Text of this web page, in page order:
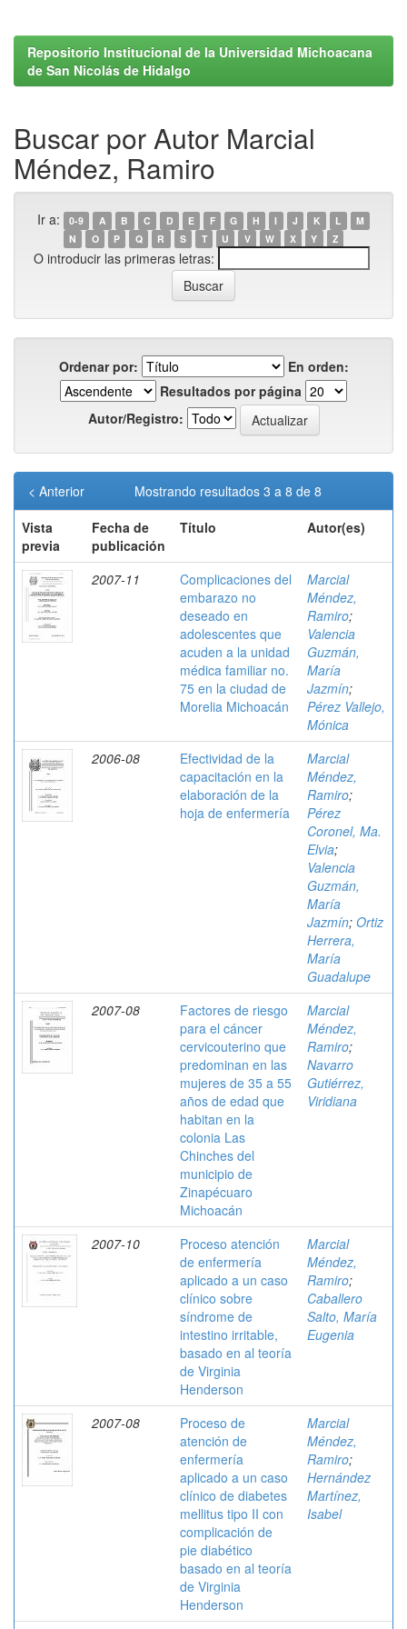
Repositorio Institucional de la Universidad Michoacana
de San Nicolás de Hidalgo
Buscar por Autor Marcial
Méndez, Ramiro
Ir a: 0-9 A B C D E F G H I J K L
M
N
O P Q R S T U V W X Y Z
O introducir las primeras letras:
Ordenar por:
En orden:
Resultados por página
Autor/Registro:
Mostrando resultados 3 a 8 de 8
< Anterior
Vista
previa
Fecha de
publicación
Título Autor(es)
2007-11
Complicaciones del
embarazo no
deseado en
adolescentes que
acuden a la unidad
médica familiar no.
75 en la ciudad de
Morelia Michoacán
Marcial
Méndez,
Ramiro;
Valencia
Guzmán,
María
Jazmín;
Pérez Vallejo,
Mónica
2006-08
Efectividad de la
capacitación en la
elaboración de la
hoja de enfermería
Marcial
Méndez,
Ramiro;
Pérez
Coronel, Ma.
Elvia;
Valencia
Guzmán,
María
Jazmín; Ortiz
Herrera,
María
Guadalupe
2007-08
Factores de riesgo
para el cáncer
cervicouterino que
predominan en las
mujeres de 35 a 55
años de edad que
habitan en la
colonia Las
Chinches del
municipio de
Zinapécuaro
Michoacán
Marcial
Méndez,
Ramiro;
Navarro
Gutiérrez,
Viridiana
2007-10
Proceso atención
de enfermería
aplicado a un caso
clínico sobre
síndrome de
intestino irritable,
basado en al teoría
de Virginia
Henderson
Marcial
Méndez,
Ramiro;
Caballero
Salto, María
Eugenia
2007-08
Proceso de
atención de
enfermería
aplicado a un caso
clínico de diabetes
mellitus tipo II con
complicación de
pie diabético
basado en al teoría
de Virginia
Henderson
Marcial
Méndez,
Ramiro;
Hernández
Martínez,
Isabel